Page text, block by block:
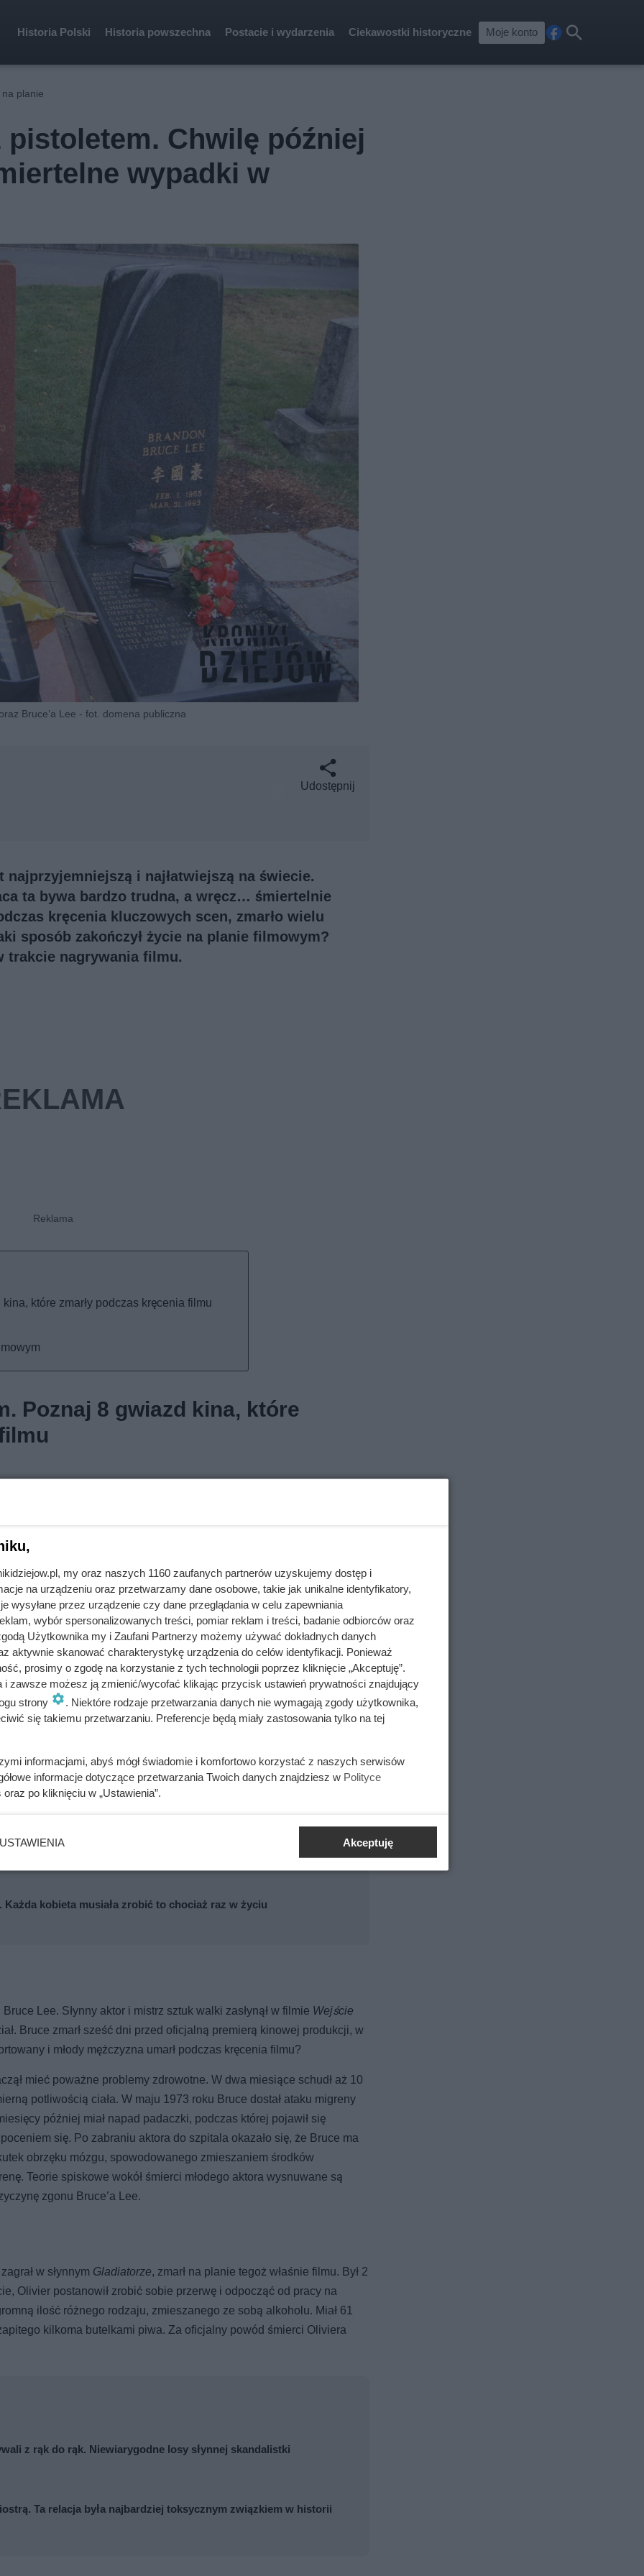
Historia Polski Historia powszechna Postacie i wydarzenia Ciekawostki historyczne Moje konto
cebkaj
na planie
pistoletem. Chwilę później
wypadki w
Bruce’a Lee - fot. domena publiczna
Udostępnij
i najłatwiejszą na świecie.
ta bywa bardzo trudna, a wręcz… śmiertelnie
kręcenia kluczowych scen, zmarło wielu
sposób zakończył życie na planie filmowym?
trakcie nagrywania filmu.
które zmarły podczas kręcenia filmu
Poznaj 8 gwiazd kina, które
Bruce’a Lee. Brandon grał tego dnia Erica Dravena, głównego
filmowym zaczęły dziać się dziwne rzeczy. Jeden z techników został
burze zniszczyły zaś większość scenografii filmowej, przez
Wszystko to jednak było początkiem serii niefortunnych wydarzeń.
sceny, w której gangster Funboy (w tę rolę wcielił się Michael
zostać naładowana „ślepakami”, jednak w rewolwerze znalazły się
osoby, która odpowiedzialna była za bezpieczeństwo broni.
miała amunicja szkolna. Jak się później okazało, została ona
Owszem, przed oddaniem ekipie filmowej amunicji do użytku
że porównywano ją do siły amunicji broni strzeleckiej. Brandon
szybkiej interwencji pogotowia, nie udało się uratować młodego aktora.
w 10 godzin. Zamiast jej pomóc, król wyjechał i szukał ukojenia w
kobieta musiała zrobić to chociaż raz w życiu
Lee. Słynny aktor i mistrz sztuk walki zasłynął w filmie Wejście
Bruce zmarł sześć dni przed oficjalną premierą kinowej produkcji, w
i młody mężczyzna umarł podczas kręcenia filmu?
mieć poważne problemy zdrowotne. W dwa miesiące schudł aż 10
potliwością ciała. W maju 1973 roku Bruce dostał ataku migreny
później miał napad padaczki, podczas której pojawił się
się. Po zabraniu aktora do szpitala okazało się, że Bruce ma
obrzęku mózgu, spowodowanego zmieszaniem środków
Teorie spiskowe wokół śmierci młodego aktora wysnuwane są
zgonu Bruce’a Lee.
w słynnym Gladiatorze, zmarł na planie tegoż właśnie filmu. Był 2
Olivier postanowił zrobić sobie przerwę i odpocząć od pracy na
ilość różnego rodzaju, zmieszanego ze sobą alkoholu. Miał 61
kilkoma butelkami piwa. Za oficjalny powód śmierci Oliviera
z rąk do rąk. Niewiarygodne losy słynnej skandalistki
Ta relacja była najbardziej toksycznym związkiem w historii
my oraz naszych 1160 zaufanych partnerów uzyskujemy dostęp i
na urządzeniu oraz przetwarzamy dane osobowe, takie jak unikalne identyfikatory,
wysyłane przez urządzenie czy dane przeglądania w celu zapewniania
wybór spersonalizowanych treści, pomiar reklam i treści, badanie odbiorców oraz
Użytkownika my i Zaufani Partnerzy możemy używać dokładnych danych
aktywnie skanować charakterystykę urządzenia do celów identyfikacji. Ponieważ
prosimy o zgodę na korzystanie z tych technologii poprzez kliknięcie „Akceptuję”.
i zawsze możesz ją zmienić/wycofać klikając przycisk ustawień prywatności znajdujący
strony
. Niektóre rodzaje przetwarzania danych nie wymagają zgody użytkownika,
się takiemu przetwarzaniu. Preferencje będą miały zastosowania tylko na tej
informacjami, abyś mógł świadomie i komfortowo korzystać z naszych serwisów
informacje dotyczące przetwarzania Twoich danych znajdziesz w Polityce
oraz po kliknięciu w „Ustawienia”.
USTAWIENIA Akceptuję